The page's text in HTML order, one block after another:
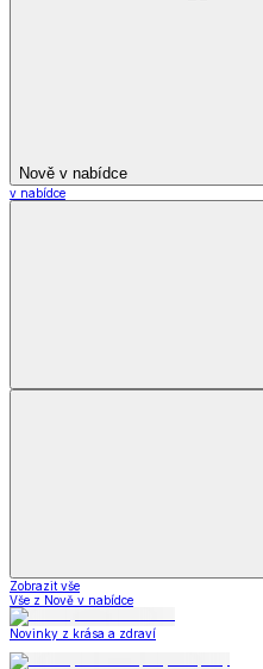
Nově v nabídce
v nabídce
Zobrazit vše
Vše z Nově v nabídce
Novinky z krása a zdraví